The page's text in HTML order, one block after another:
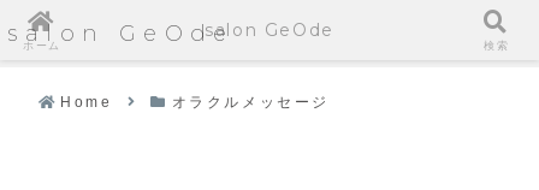
salon GeOde
Home オラクルメッセージ
ホーム
salon GeOde
検索